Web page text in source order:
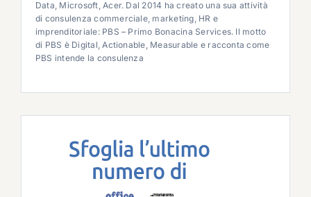
Data, Microsoft, Acer. Dal 2014 ha creato una sua attività
di consulenza commerciale, marketing, HR e
imprenditoriale: PBS – Primo Bonacina Services. Il motto
di PBS è Digital, Actionable, Measurable e racconta come
PBS intende la consulenza